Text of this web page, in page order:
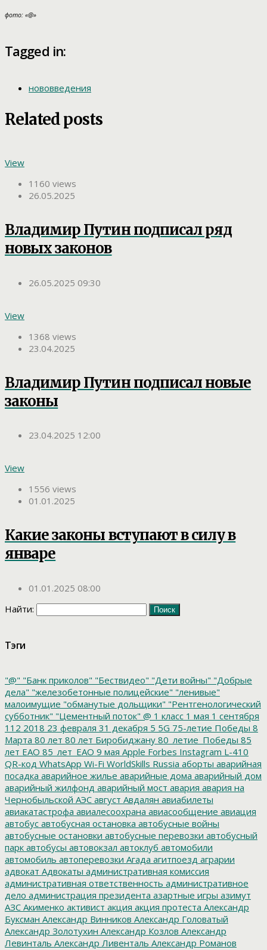
фото: «@»
Tagged in:
нововведения
Related posts
View
1160 views
26.05.2025
Владимир Путин подписал ряд
новых законов
26.05.2025 09:30
View
1368 views
23.04.2025
Владимир Путин подписал новые
законы
23.04.2025 12:00
View
1556 views
01.01.2025
Какие законы вступают в силу в
январе
01.01.2025 08:00
Найти:
Тэги
"@" "Банк приколов" "Бествидео" "Дети войны" "Добрые
дела" "железобетонные полицейские" "ленивые"
малоимущие "обманутые дольщики" "Рентгенологический
субботник" "Цементный поток" @ 1 класс 1 мая 1 сентября
112 2018 23 февраля 31 декабря 5 5G 75-летие Победы 8
Марта 80 лет 80 лет Биробиджану 80_летие_Победы 85
лет ЕАО 85_лет_ЕАО 9 мая Apple Forbes Instagram L-410
QR-код WhatsApp Wi-Fi WorldSkills Russia аборты аварийная
посадка аварийное жилье аварийные дома аварийный дом
аварийный жилфонд аварийный мост авария авария на
Чернобыльской АЭС август Авдалян авиабилеты
авиакатастрофа авиалесоохрана авиасообщение авиация
автобус автобусная остановка автобусные войны
автобусные остановки автобусные перевозки автобусный
парк автобусы автовокзал автоклуб автомобили
автомобиль автоперевозки Агада агитпоезд аграрии
адвокат Адвокаты административная комиссия
административная ответственность административное
дело администрация президента азартные игры азимут
АЗС Акименко активист акция акция протеста Александр
Буксман Александр Винников Александр Головатый
Александр Золотухин Александр Козлов Александр
Левинталь Александр Ливенталь Александр Романов